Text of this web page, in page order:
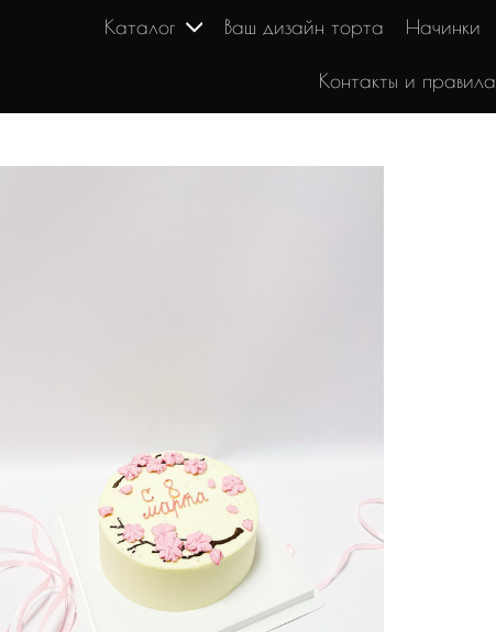
Каталог Ваш дизайн торта Начинки
Контакты и правила